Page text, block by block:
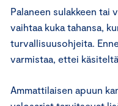
Palaneen sulakkeen tai
vaihtaa kuka tahansa,
turvallisuusohjeita.
varmistaa, ettei
Ammattilaisen apuun